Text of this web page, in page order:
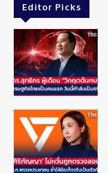
Editor Picks